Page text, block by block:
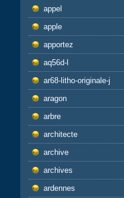
appel
apple
apportez
aq56d-l
ar68-litho-originale-j
aragon
arbre
architecte
archive
archives
ardennes